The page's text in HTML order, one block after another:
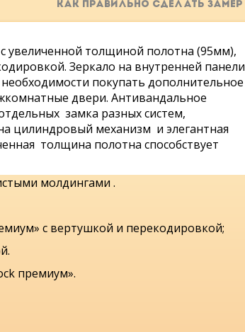
КАК ПРАВИЛЬНО СДЕЛАТЬ ЗАМЕР
увеличенной толщиной полотна (95мм),
Зеркало на внутренней панели
покупать дополнительное
двери. Антивандальное
замка разных систем,
цилиндровый механизм и элегантная
толщина полотна способствует
молдингами .
с вертушкой и перекодировкой;
премиум».